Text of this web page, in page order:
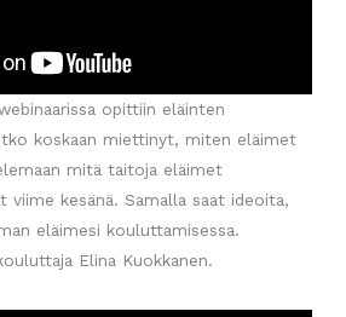
opittiin eläinten
koskaan miettinyt, miten eläimet
mitä taitoja eläimet
viime kesänä. Samalla saat ideoita,
eläimesi kouluttamisessa.
Elina Kuokkanen.